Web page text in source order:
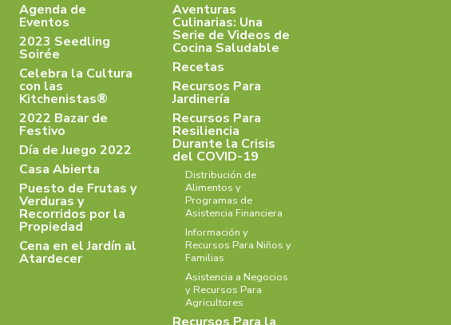
Agenda de
Eventos
2023 Seedling
Soirée
Celebra la Cultura
con las
Kitchenistas®
2022 Bazar de
Festivo
Día de Juego 2022
Casa Abierta
Puesto de Frutas y
Verduras y
Recorridos por la
Propiedad
Cena en el Jardín al
Atardecer
Aventuras
Culinarias: Una
Serie de Videos de
Cocina Saludable
Recetas
Recursos Para
Jardinería
Recursos Para
Resiliencia
Durante la Crisis
del COVID-19
Distribución de
Alimentos y
Programas de
Asistencia Financiera
Información y
Recursos Para Niños y
Familias
Asistencia a Negocios
y Recursos Para
Agricultores